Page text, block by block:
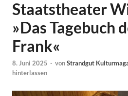
Staatstheater
»Das Tagebuch
Frank«
8. Juni 2025 - vonStrandgut
hinterlassen